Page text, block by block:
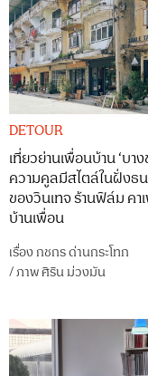
DETOUR
เที่ยวย่านเพื่อนบ้าน ‘บา
ความคูลมีสไตล์ในฝั่งธ
ของวินเทจ ร้านฟิล์ม คา
บ้านเพื่อน
เรื่อง กชกร ด่านกระโทก
/ภาพศิริน ม่วงมัน